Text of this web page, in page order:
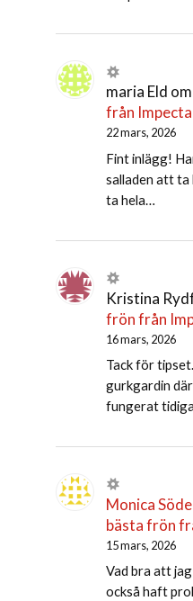
maria Eld om
från Impecta
22 mars, 2026
Fint inlägg!
salladen att ta
ta hela…
Kristina
frön från
16 mars, 2026
Tack för
gurkgardin
fungerat
Monica
bästa frön
15 mars, 2026
Vad bra att
också haft